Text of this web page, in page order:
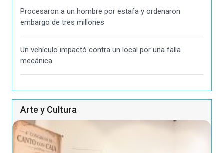
Procesaron a un hombre por estafa y ordenaron
embargo de tres millones
Un vehículo impactó contra un local por una falla
mecánica
Arte y Cultura